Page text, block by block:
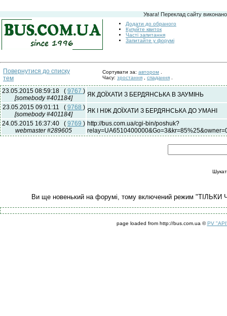
Увага! Переклад сайту
Додати до обраного
Купуйте квиток
Часті запитання
Запитайте у форумі
Повернутися до списку
тем
Сортувати за: автором
Часу: зростання спадання
23.05.2015 08:59:18 ( 9767 )
[somebody #401184]
ЯК ДОЇХАТИ З БЕРДЯНСЬКА В ЗАУМІНЬ
23.05.2015 09:01:11
( 9768 )
[somebody #401184]
ЯК І НІЖ ДОЇХАТИ З БЕРДЯНСЬКА ДО УМАНІ
24.05.2015 16:37:40
( 9769 )
webmaster #289605
http://bus.com.ua/cgi-bin/poshuk?
Ви ще новенький на форумі, тому включений режим "ТІЛЬКИ
page loaded from http://bus.com.ua ©PV